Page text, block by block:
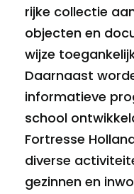
rijke collectie
objecten en
wijze
Daarnaast
informatieve
school
Fortresse
diverse
gezinnen en